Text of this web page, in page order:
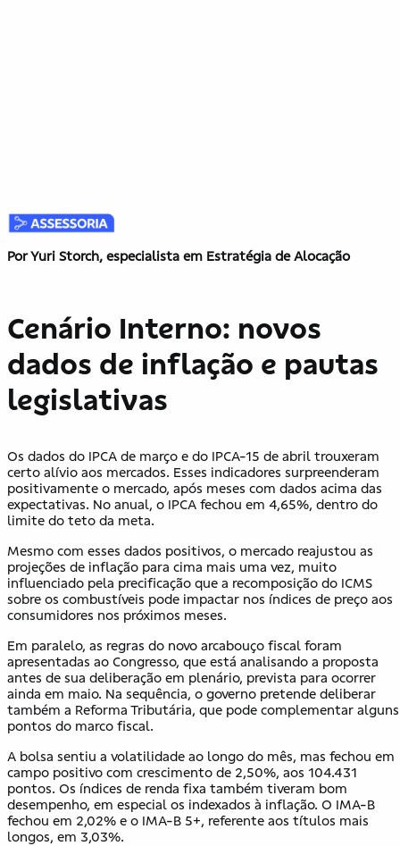
Por Yuri Storch, especialista em Estratégia de Alocação
Cenário Interno: novos
dados de inflação e pautas
legislativas
Os dados do IPCA de março e do IPCA-15 de abril trouxeram
certo alívio aos mercados. Esses indicadores surpreenderam
positivamente o mercado, após meses com dados acima das
expectativas. No anual, o IPCA fechou em 4,65%, dentro do
limite do teto da meta.
Mesmo com esses dados positivos, o mercado reajustou as
projeções de inflação para cima mais uma vez, muito
influenciado pela precificação que a recomposição do ICMS
sobre os combustíveis pode impactar nos índices de preço aos
consumidores nos próximos meses.
Em paralelo, as regras do novo arcabouço fiscal foram
apresentadas ao Congresso, que está analisando a proposta
antes de sua deliberação em plenário, prevista para ocorrer
ainda em maio. Na sequência, o governo pretende deliberar
também a Reforma Tributária, que pode complementar alguns
pontos do marco fiscal.
A bolsa sentiu a volatilidade ao longo do mês, mas fechou em
campo positivo com crescimento de 2,50%, aos 104.431
pontos. Os índices de renda fixa também tiveram bom
desempenho, em especial os indexados à inflação. O IMA-B
fechou em 2,02% e o IMA-B 5+, referente aos títulos mais
longos, em 3,03%.